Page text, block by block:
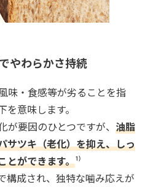
やわらかさ持続
味・食感等が劣ることを指
意味します。
が要因のひとつですが、 油脂
サツキ（老化）を抑え、しっ
とができます。¹⁾
構成され、独特な噛み応えが